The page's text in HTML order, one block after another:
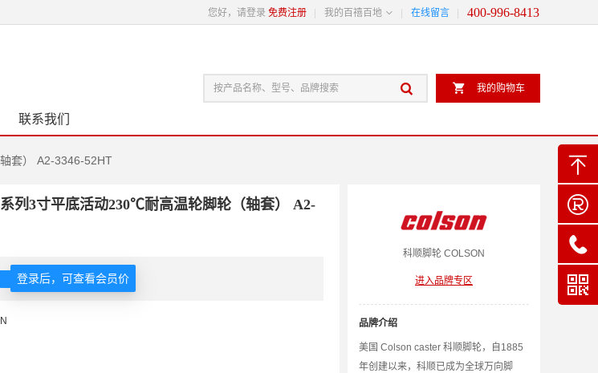
您好，请登录 免费注册 我的百禧百地  在线留言 400-996-8413
  我的购物车
联系我们
套） A2-3346-52HT
列3寸平底活动230℃耐高温轮脚轮（轴套） A2-
科顺脚轮 COLSON
进入品牌专区
品牌介绍
美国 Colson caster 科顺脚轮，自1885
年创建以来，科顺已成为全球万向脚




登录后，可查看会员价